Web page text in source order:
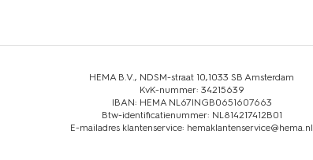
HEMA B.V., NDSM-straat 10,1033 SB Amsterdam
KvK-nummer: 34215639
IBAN: HEMA NL67INGB0651607663
Btw-identificatienummer: NL814217412B01
E-mailadres klantenservice: hemaklantenservice@hema.nl